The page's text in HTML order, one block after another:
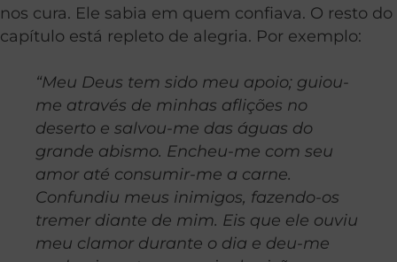
nos cura. Ele sabia em quem confiava. O resto do
capítulo está repleto de alegria. Por exemplo:
“Meu Deus tem sido meu apoio; guiou-
me através de minhas aflições no
deserto e salvou-me das águas do
grande abismo. Encheu-me com seu
amor até consumir-me a carne.
Confundiu meus inimigos, fazendo-os
tremer diante de mim. Eis que ele ouviu
meu clamor durante o dia e deu-me